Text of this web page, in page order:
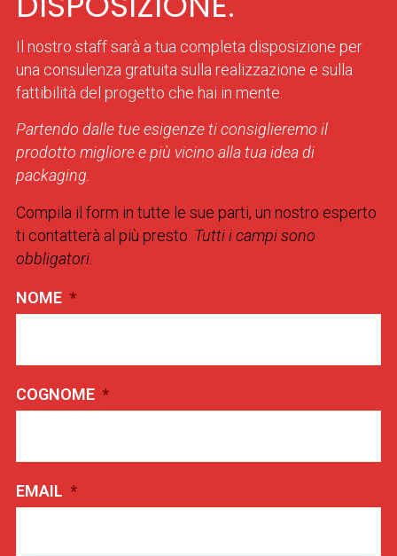
Il nostro staff sarà a tua completa disposizione per
una consulenza gratuita sulla realizzazione e sulla
fattibilità del progetto che hai in mente.
Partendo dalle tue esigenze ti consiglieremo il
prodotto migliore e più vicino alla tua idea di
packaging.
Compila il form in tutte le sue parti, un nostro esperto
ti contatterà al più presto. Tutti i campi sono
obbligatori.
NOME *
COGNOME *
EMAIL *